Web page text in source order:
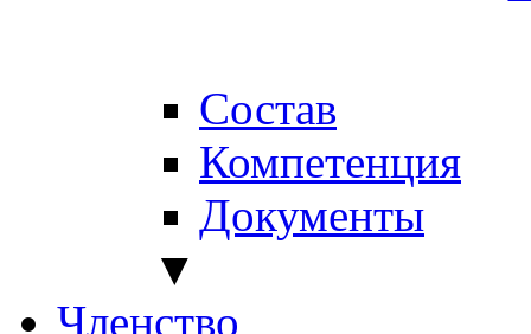
Состав
Компетенция
Документы
▼
Членство